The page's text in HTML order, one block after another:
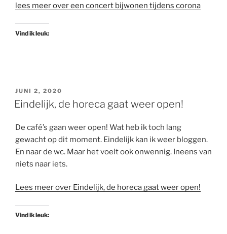
lees meer over een concert bijwonen tijdens corona
Vind ik leuk:
GEPLAATST
OP
JUNI 2, 2020
Eindelijk, de horeca gaat weer open!
De café’s gaan weer open! Wat heb ik toch lang
gewacht op dit moment. Eindelijk kan ik weer bloggen.
En naar de wc. Maar het voelt ook onwennig. Ineens van
niets naar iets.
Lees meer over Eindelijk, de horeca gaat weer open!
Vind ik leuk: